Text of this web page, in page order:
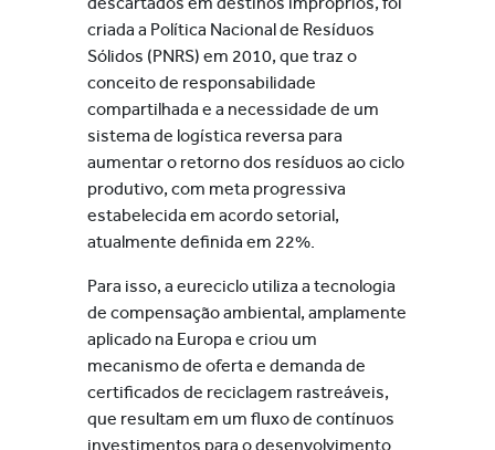
criada a Política Nacional de Resíduos
Sólidos (PNRS) em 2010, que traz o
conceito de responsabilidade
compartilhada e a necessidade de um
sistema de logística reversa para
aumentar o retorno dos resíduos ao ciclo
produtivo, com meta progressiva
estabelecida em acordo setorial,
atualmente definida em 22%.
Para isso, a eureciclo utiliza a tecnologia
de compensação ambiental, amplamente
aplicado na Europa e criou um
mecanismo de oferta e demanda de
certificados de reciclagem rastreáveis,
que resultam em um fluxo de contínuos
investimentos para o desenvolvimento